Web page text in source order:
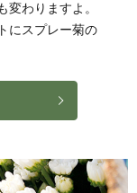
変わりますよ。
にスプレー菊の